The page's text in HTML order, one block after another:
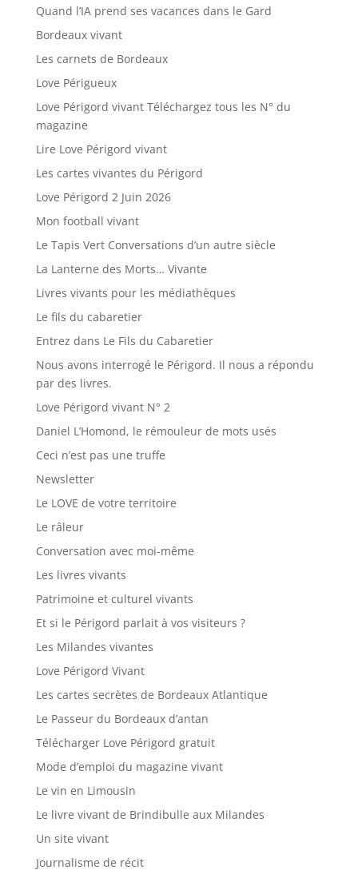
Quand l’IA prend ses vacances dans le Gard
Bordeaux vivant
Les carnets de Bordeaux
Love Périgueux
Love Périgord vivant Téléchargez tous les N° du
magazine
Lire Love Périgord vivant
Les cartes vivantes du Périgord
Love Périgord 2 Juin 2026
Mon football vivant
Le Tapis Vert Conversations d’un autre siècle
La Lanterne des Morts… Vivante
Livres vivants pour les médiathèques
Le fils du cabaretier
Entrez dans Le Fils du Cabaretier
Nous avons interrogé le Périgord. Il nous a répondu
par des livres.
Love Périgord vivant N° 2
Daniel L’Homond, le rémouleur de mots usés
Ceci n’est pas une truffe
Newsletter
Le LOVE de votre territoire
Le râleur
Conversation avec moi-même
Les livres vivants
Patrimoine et culturel vivants
Et si le Périgord parlait à vos visiteurs ?
Les Milandes vivantes
Love Périgord Vivant
Les cartes secrètes de Bordeaux Atlantique
Le Passeur du Bordeaux d’antan
Télécharger Love Périgord gratuit
Mode d’emploi du magazine vivant
Le vin en Limousin
Le livre vivant de Brindibulle aux Milandes
Un site vivant
Journalisme de récit